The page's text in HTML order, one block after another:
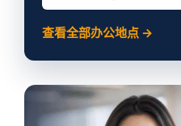
查看全部办公地点 →